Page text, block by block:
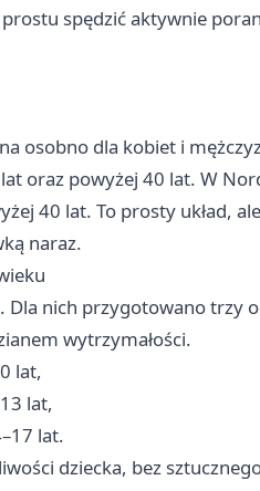
spędzić aktywnie
osobno dla kobiet i
oraz powyżej 40 lat. W
40 lat. To prosty układ,
naraz.
nich przygotowano trzy
wytrzymałości.
lat,
lat,
lat.
dziecka, bez